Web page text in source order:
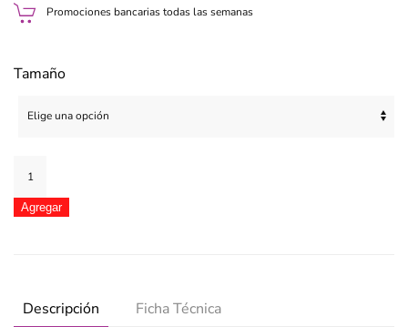
$ 39.000,00
Promociones bancarias todas las semanas
Tamaño
Dosificadoras
HTH
Advanced
Agregar
Descripción Ficha Técnica